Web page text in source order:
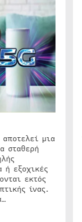
μια
σταθερή
ή εξοχικές
εκτός
ίνας.